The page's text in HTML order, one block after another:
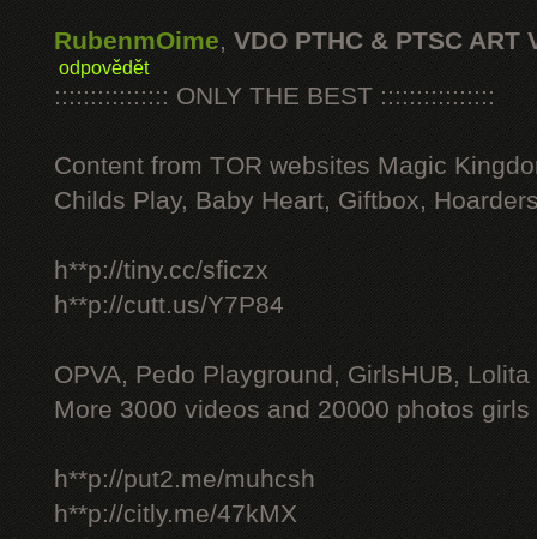
RubenmOime, VDO PTHC & PTSC ART
odpovědět
:::::::::::::::: ONLY THE BEST ::::::::::::::::
Content from TOR websites Magic
Childs Play, Baby Heart, Giftbox,
h**p://tiny.cc/sficzx
h**p://cutt.us/Y7P84
OPVA, Pedo Playground, GirlsHUB, Lolita
More 3000 videos and 20000 photos
h**p://put2.me/muhcsh
h**p://citly.me/47kMX